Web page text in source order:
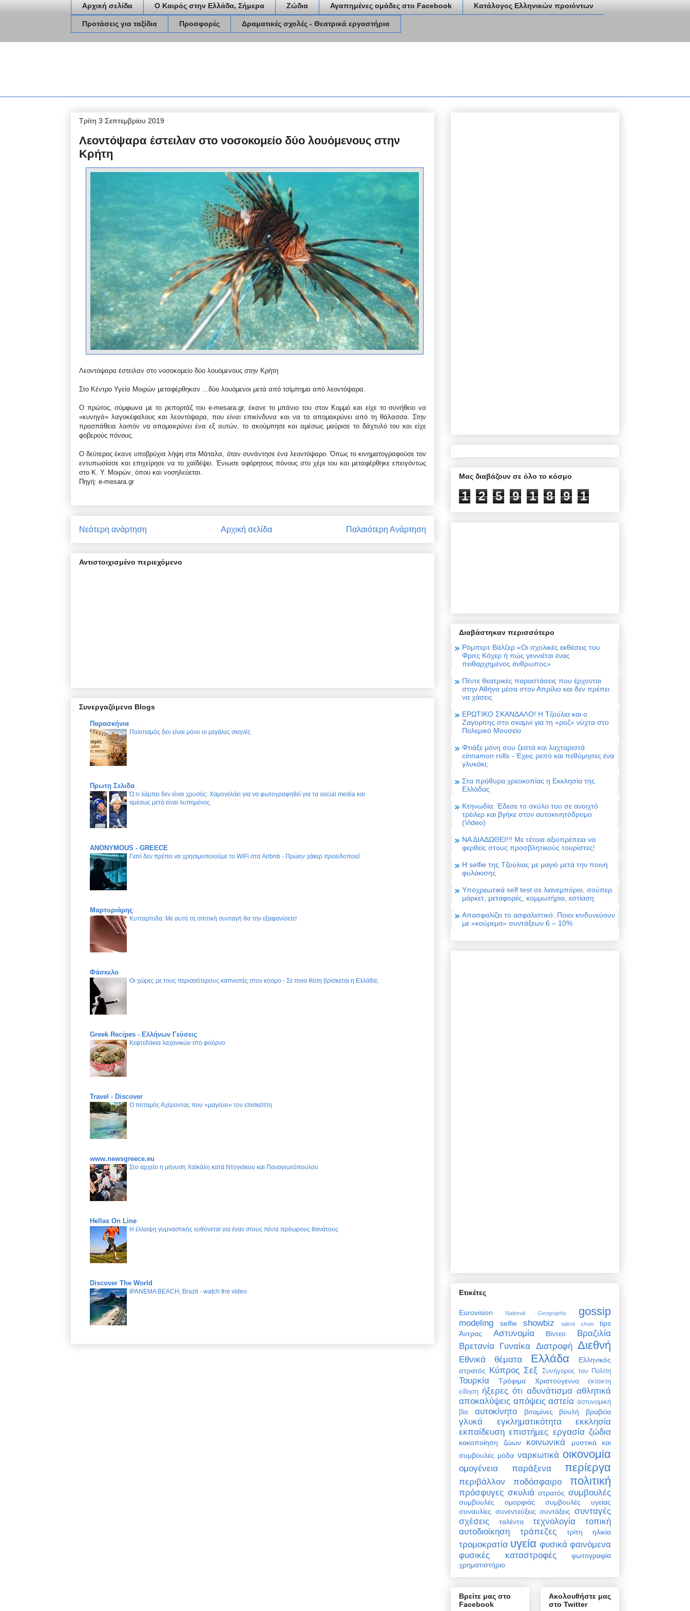
Αρχική σελίδα Ο Καιρός στην Ελλάδα, Σήμερα Ζώδια Αγαπημένες ομάδες στο Facebook Κατάλογος Ελληνικών προιόντων
Προτάσεις για ταξίδια Προσφορές Δραματικές σχολές - Θεατρικά εργαστήρια
Τρίτη 3 Σεπτεμβρίου 2019
Λεοντόψαρα έστειλαν στο νοσοκομείο δύο λουόμενους στην
Κρήτη
Λεοντόψαρα έστειλαν στο νοσοκομείο δύο λουόμενους στην Κρήτη
Στο Κέντρο Υγεία Μοιρών μεταφέρθηκαν ... δύο λουόμενοι μετά από τσίμπημα από λεοντόψαρα.
Ο πρώτος, σύμφωνα με το ρεπορτάζ του e-mesara.gr, έκανε το μπάνιο του στον Κομμό και είχε το συνήθειο να
«κυνηγά» λαγοκέφαλους και λεοντόψαρα, που είναι επικίνδυνα και να τα απομακρύνει από τη θάλασσα. Στην
προσπάθεια λοιπόν να απομακρύνει ένα εξ αυτών, το ακούμπησε και αμέσως μαύρισε το δάχτυλό του και είχε
φοβερούς πόνους.
Ο δεύτερος έκανε υποβρύχια λήψη στα Μάταλα, όταν συνάντησε ένα λεοντόψαρο. Όπως το κινηματογραφούσε τον
εντυπωσίασε και επιχείρησε να το χαϊδέψει. Ένιωσε αφόρητους πόνους στο χέρι του και μεταφέρθηκε επειγόντως
στο Κ. Υ. Μοιρών, όπου και νοσηλεύεται.
Πηγή: e-mesara.gr
Νεότερη ανάρτηση Παλαιότερη Ανάρτηση
Αρχική σελίδα
Αντιστοιχισμένο περιεχόμενο
Συνεργαζόμενα Blogs
Παρασκήνια
Πολιτισμός δεν είναι μόνο οι μεγάλες σκηνές
Πρωτη Σελιδα
Ό,τι λάμπει δεν είναι χρυσός: Χαμογελάει για να φωτογραφηθεί για τα social media και
αμέσως μετά είναι λυπημένος
ANONYMOUS - GREECE
Γιατί δεν πρέπει να χρησιμοποιούμε το WiFi στα Airbnb - Πρώην χάκερ προειδοποιεί
Μαρτυριάρης
Κυτταρίτιδα: Με αυτή τη σπιτική συνταγή θα την εξαφανίσετε!
Φάσκελο
Οι χώρες με τους περισσότερους καπνιστές στον κόσμο - Σε ποια θέση βρίσκεται η Ελλάδα;
Greek Recipes - Ελλήνων Γεύσεις
Κεφτεδάκια λαχανικών στο φούρνο
Travel - Discover
Ο ποταμός Αχέροντας που «μαγεύει» τον επισκέπτη
www.newsgreece.eu
Στο αρχείο η μήνυση Χαϊκάλη κατά Ντογιάκου και Παναγιωτόπουλου
Hellas On Line
Η έλλειψη γυμναστικής ευθύνεται για έναν στους πέντε πρόωρους θανάτους
Discover The World
IPANEMA BEACH, Brazil - watch the video
Μας διαβάζουν σε όλο το κόσμο
1 2 5 9 1 8 9 1
Διαβάστηκαν περισσότερο
Ρόμπερτ Βάλζερ «Οι σχολικές εκθέσεις του
Φριτς Κόχερ ή πώς γεννιέται ένας
πειθαρχημένος άνθρωπος»
Πέντε θεατρικές παραστάσεις που έρχονται
στην Αθήνα μέσα στον Απρίλιο και δεν πρέπει
να χάσεις
ΕΡΩΤΙΚΟ ΣΚΑΝΔΑΛΟ! Η Τζούλια και ο
Ζαγορίτης στο σκαμνί για τη «ροζ» νύχτα στο
Πολεμικό Μουσείο
Φτιάξε μόνη σου ζεστά και λαχταριστά
cinnamon rolls - Έχεις ρεπό και πεθύμησες ένα
γλυκάκι;
Στα πρόθυρα χρεοκοπίας η Εκκλησία της
Ελλάδας
Κτηνωδία: Έδεσε το σκύλο του σε ανοιχτό
τρέιλερ και βγήκε στον αυτοκινητόδρομο
(Video)
ΝΑ ΔΙΑΔΩΘΕΙ!!! Με τέτοια αξιοπρέπεια να
φερθείς στους προσβλητικούς τουρίστες!
Η selfie της Τζούλιας με μαγιό μετά την ποινή
φυλάκισης
Υποχρεωτικά self test σε λιανεμπόριο, σούπερ
μάρκετ, μεταφορές, κομμωτήρια, εστίαση
Απασφαλίζει το ασφαλιστικό: Ποιοι κινδυνεύουν
με «κούρεμα» συντάξεων 6 – 10%
Ετικέτες
Eurovision National Geographic gossip
modeling selfie showbiz talent show
tips
Άντρας
Αστυνομία Βίντεο
Βραζιλία
Βρετανία Γυναίκα Διατροφή Διεθνή
Εθνικά θέματα Ελλάδα
Ελληνικός
στρατός Κύπρος Σεξ Συνήγορος του Πολίτη
Τουρκία Τρόφιμα Χριστούγεννα
έκτακτη
είδηση ήξερες ότι αδυνάτισμα αθλητικά
αποκαλύψεις απόψεις αστεία αστυνομική
βία
αυτοκίνητο βιταμίνες βουλή βραβεία
γλυκά εγκληματικότητα
εκκλησία
εκπαίδευση επιστήμες εργασία ζώδια
κακοποίηση ζώων κοινωνικά
μυστικά και
συμβουλές μόδα ναρκωτικά οικονομία
ομογένεια παράξενα περίεργα
περιβάλλον ποδόσφαιρο πολιτική
πρόσφυγες σκυλιά στρατός συμβουλές
συμβουλές ομορφιάς
συμβουλές υγείας
συναυλίες συνεντεύξεις συντάξεις συνταγές
σχέσεις
ταλέντα τεχνολογία
τοπική
αυτοδιοίκηση
τράπεζες τρίτη ηλικία
τρομοκρατία υγεία φυσικά φαινόμενα
φυσικές καταστροφές
φωτογραφία
χρηματιστήριο
Βρείτε μας στο
Facebook
Ακολουθήστε μας
στο Twitter